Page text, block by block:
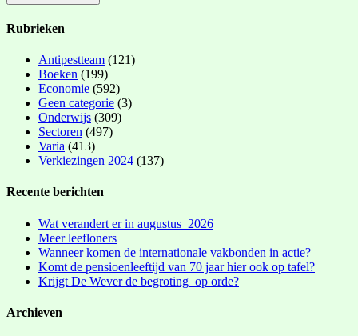
Rubrieken
Antipestteam (121)
Boeken (199)
Economie (592)
Geen categorie (3)
Onderwijs (309)
Sectoren (497)
Varia (413)
Verkiezingen 2024 (137)
Recente berichten
Wat verandert er in augustus 2026
Meer leefloners
Wanneer komen de internationale vakbonden in actie?
Komt de pensioenleeftijd van 70 jaar hier ook op tafel?
Krijgt De Wever de begroting op orde?
Archieven